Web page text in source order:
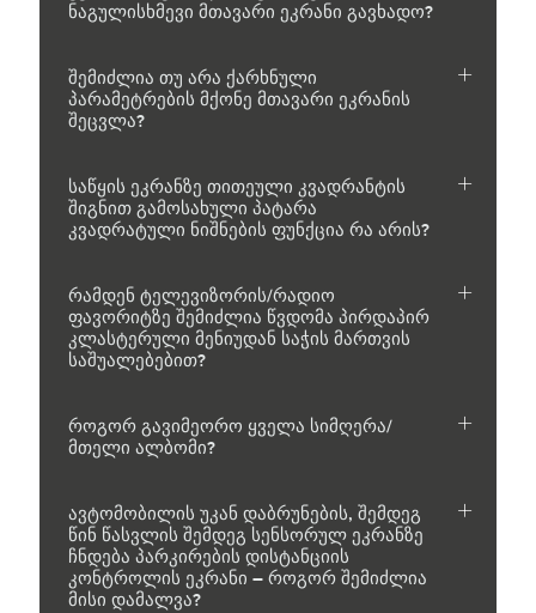
ნაგულისხმევი მთავარი ეკრანი გავხადო?
შემიძლია თუ არა ქარხნული
პარამეტრების მქონე მთავარი ეკრანის
შეცვლა?
საწყის ეკრანზე თითეული კვადრანტის
შიგნით გამოსახული პატარა
კვადრატული ნიშნების ფუნქცია რა არის?
რამდენ ტელევიზორის/რადიო
ფავორიტზე შემიძლია წვდომა პირდაპირ
კლასტერული მენიუდან საჭის მართვის
საშუალებებით?
როგორ გავიმეორო ყველა სიმღერა/
მთელი ალბომი?
ავტომობილის უკან დაბრუნების, შემდეგ
წინ წასვლის შემდეგ სენსორულ ეკრანზე
ჩნდება პარკირების დისტანციის
კონტროლის ეკრანი – როგორ შემიძლია
მისი დამალვა?